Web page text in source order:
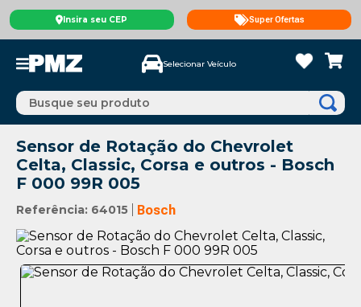
Insira seu CEP Super Ofertas
Selecionar Veículo
Busque seu produto
Sensor de Rotação do Chevrolet
Celta, Classic, Corsa e outros - Bosch
F 000 99R 005
Referência: 64015 Bosch